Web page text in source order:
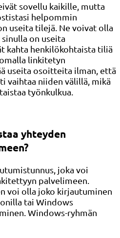
sovellu kaikille, mutta
helpommin
useita tilejä. Ne voivat olla
on useita
kahta henkilökohtaista tiliä
linkitetyn
useita osoitteita ilman, että
vaihtaa niiden välillä, mikä
työnkulkua.
yhteyden
joka voi
palvelimeen.
voi olla joko kirjautuminen
tai Windows
Windows-ryhmän